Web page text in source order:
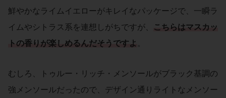
鮮やかなライムイエローがキレイなパッケージで、一瞬ラ
イムやシトラス系を連想しがちですが、
こちらはマスカッ
トの香りが楽しめるんだそうですよ
むしろ、トゥルー・リッチ・メンソールがブラック基調の
強メンソールだったので、デザイン通りライトなメンソー